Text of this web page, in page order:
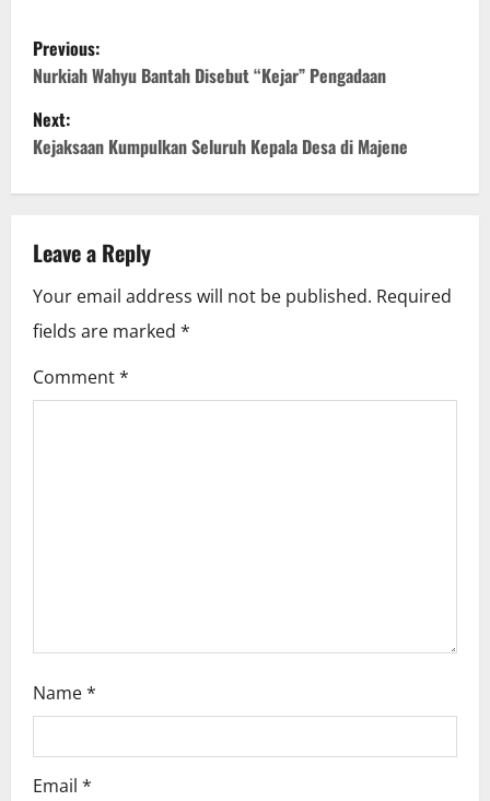
P
o
s
a
v
i
g
Previous:
Nurkiah Wahyu Bantah Disebut “Kejar” Pengadaan
Next:
Kejaksaan Kumpulkan Seluruh Kepala Desa di Majene
Leave a Reply
Your email address will not be published. Required
fields are marked *
Comment*
Name*
Email *